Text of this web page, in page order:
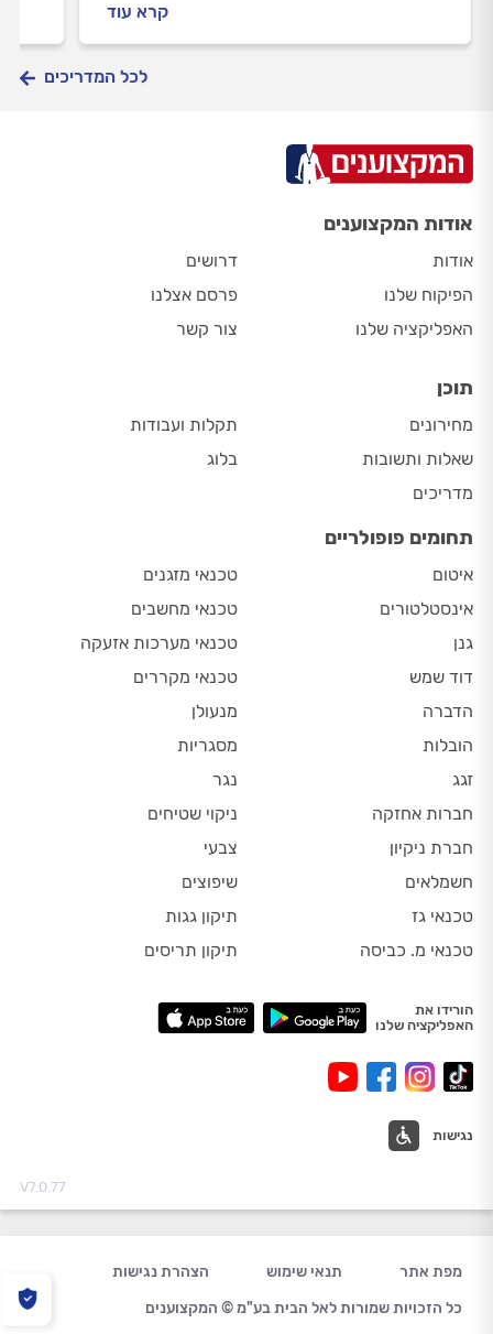
קרא עוד
לכל המדריכים
אודות המקצוענים
אודות
הפיקוח שלנו
האפליקציה שלנו
דרושים
פרסם אצלנו
צור קשר
תוכן
מחירונים
שאלות ותשובות
מדריכים
תקלות ועבודות
בלוג
תחומים פופולריים
איטום
אינסטלטורים
גנן
דוד שמש
הדברה
הובלות
זגג
חברות אחזקה
חברת ניקיון
חשמלאים
טכנאי גז
טכנאי מ. כביסה
טכנאי מזגנים
טכנאי מחשבים
טכנאי מערכות אזעקה
טכנאי מקררים
מנעולן
מסגריות
נגר
ניקוי שטיחים
צבעי
שיפוצים
תיקון גגות
תיקון תריסים
הורידו את
האפליקציה שלנו
נגישות
V7.0.77
מפת אתר תנאי שימוש
הצהרת נגישות
כל הזכויות שמורות לאל הבית בע"מ © המקצוענים